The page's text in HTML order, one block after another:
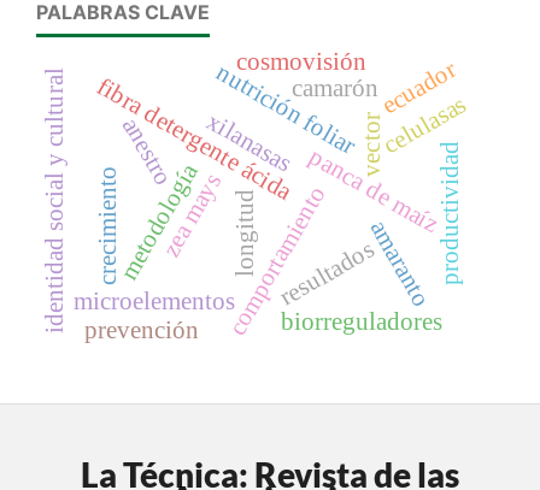
PALABRAS CLAVE
comportamiento
resultados
vector
metodología panca de maíz
fibra detergente ácida celulasas
xilanasas
nutrición foliar
microelementos
biorreguladores
productividad
zea mays
amaranto
camarón
crecimiento
cosmovisión
identidad social y cultural longitud
prevención
ecuador
anestro
La Técnica: Revista de las